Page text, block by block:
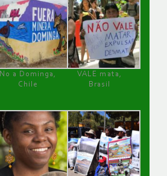
No a Dominga,
Chile
VALE mata,
Brasil